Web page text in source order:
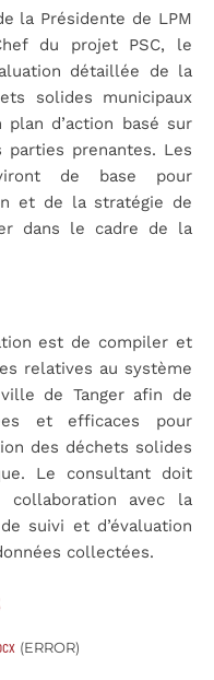
la Présidente de LPM
du projet PSC, le
détaillée de la
solides municipaux
plan d’action basé sur
prenantes. Les
de base pour
et de la stratégie de
dans le cadre de la
est de compiler et
relatives au système
de Tanger afin de
et efficaces pour
des déchets solides
Le consultant doit
collaboration avec la
suivi et d’évaluation
collectées.
(ERROR)